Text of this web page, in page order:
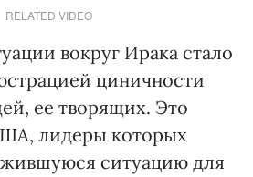
RELATED VIDEO
вокруг Ирака стало
циничности
ее творящих. Это
лидеры которых
ситуацию для